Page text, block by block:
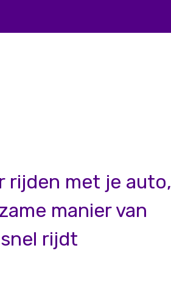
rijden met je auto,
manier van
rijdt